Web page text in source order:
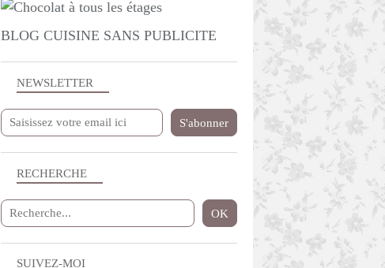
NEWSLETTER
SUIVEZ-MOI
RECHERCHE
BLOG CUISINE SANS PUBLICITE